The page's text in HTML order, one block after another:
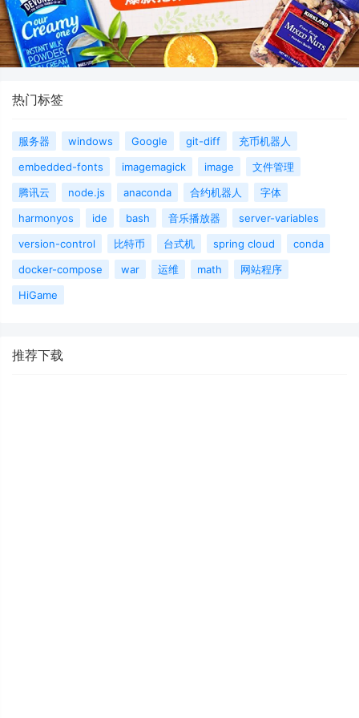
热门标签
服务器 windows Google git-diff
充币机器人
embedded-fonts
imagemagick image
文件管理
腾讯云
node.js anaconda 合约机器人
字体
harmonyos
ide bash 音乐播放器
server-variables
version-control
比特币 台式机 spring cloud
conda
docker-compose
war 运维 math
网站程序
HiGame
推荐下载